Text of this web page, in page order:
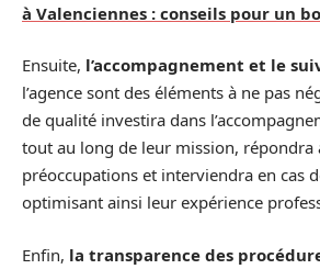
à Valenciennes : conseils pour un
Ensuite, l’accompagnement et le
l’agence sont des éléments à ne pas
de qualité investira dans
tout au long de leur mission, répondra
préoccupations et interviendra en cas
optimisant ainsi leur expérience
Enfin, la transparence des